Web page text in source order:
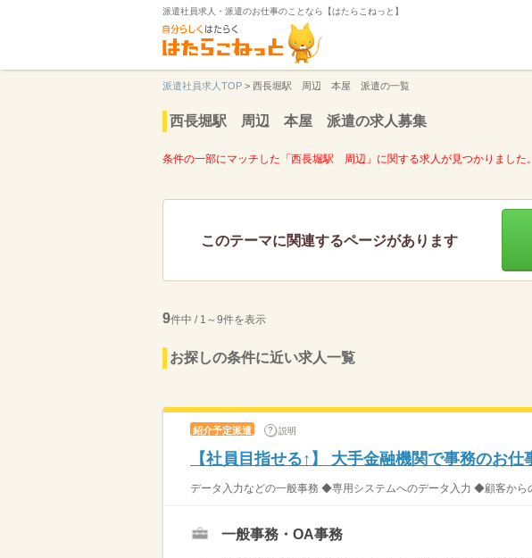
派遣社員求人・派遣のお仕事のことなら【はたらこねっと】
派遣社員求人TOP > 西長堀駅 周辺 本屋 派遣の一覧
西長堀駅 周辺 本屋 派遣の求人募集
条件の一部にマッチした「西長堀駅 周辺」に関する求人が見つかりました。
このテーマに関連するページがあります
9件中 / 1～9件を表示
お探しの条件に近い求人一覧
紹介予定派遣 説明
【社員目指せる↑】 大手金融機関で事務のお仕
データ入力などの一般事務 ◆専用システムへのデータ入力 ◆顧客か
一般事務・OA事務